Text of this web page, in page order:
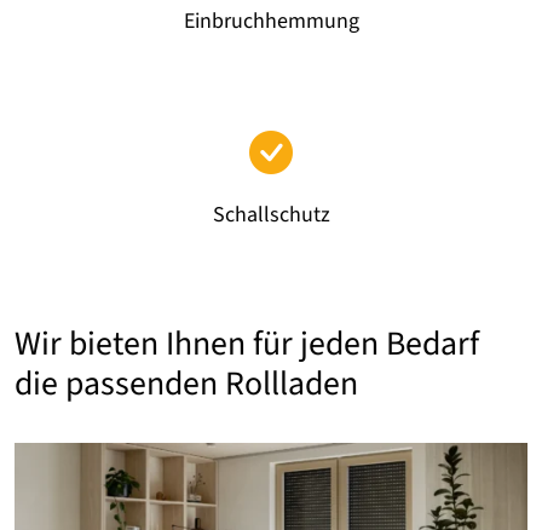
Einbruchhemmung
Schallschutz
Wir bieten Ihnen für jeden Bedarf
die passenden Rollladen